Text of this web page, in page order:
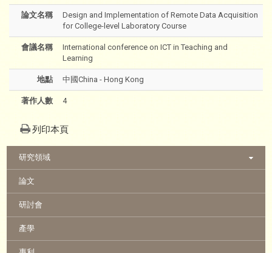
論文名稱
Design and Implementation of Remote Data Acquisition
for College-level Laboratory Course
會議名稱
International conference on ICT in Teaching and
Learning
地點 中國China - Hong Kong
著作人數 4
列印本頁
研究領域
論文
研討會
產學